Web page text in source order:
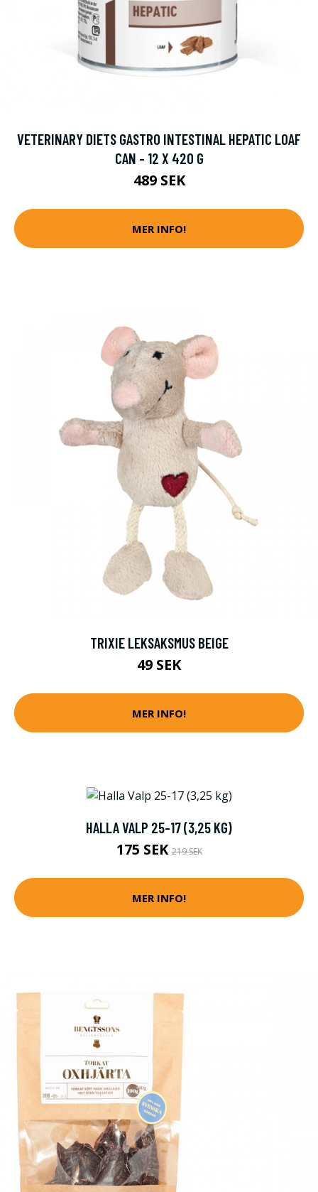
VETERINARY DIETS GASTRO INTESTINAL HEPATIC LOAF
CAN - 12 X 420 G
489 SEK
MER INFO!
TRIXIE LEKSAKSMUS BEIGE
49 SEK
MER INFO!
HALLA VALP 25-17 (3,25 KG)
175 SEK219 SEK
MER INFO!